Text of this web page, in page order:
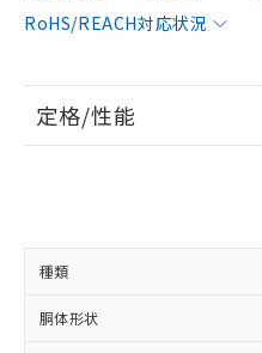
RoHS/REACH対応状況
定格/性能
種類
胴体形状